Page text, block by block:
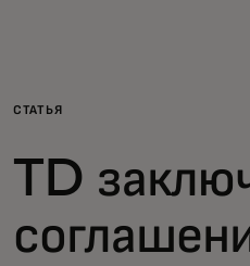
Для бизнеса
Для всего мира
Для новаторов
СТАТЬЯ
TD